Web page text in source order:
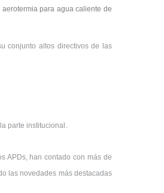
para agua caliente de
conjunto altos directivos de las
parte institucional.
APDs, han contado con más de
las novedades más destacadas